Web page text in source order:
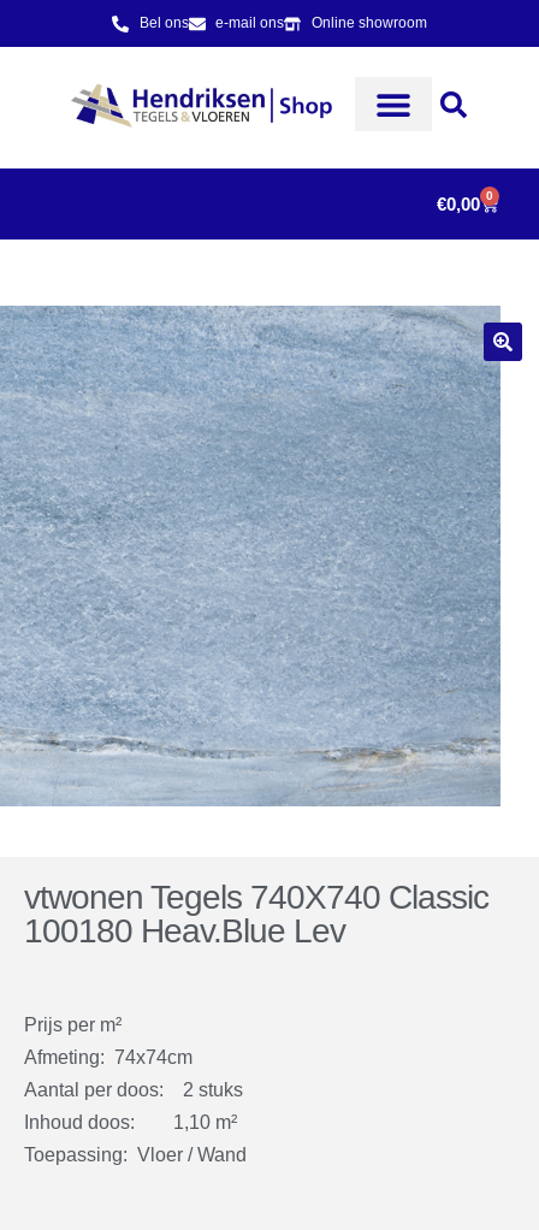
Bel ons e-mail ons Online showroom
€0,00 0
vtwonen Tegels 740X740 Classic
100180 Heav.Blue Lev
Prijs per m²
Afmeting: 74x74cm
Aantal per doos: 2 stuks
Inhoud doos: 1,10 m²
Toepassing: Vloer / Wand